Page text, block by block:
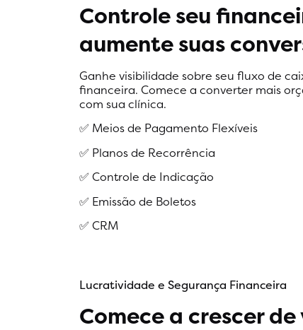
Controle seu
aumente suas
Ganhe visibilidade sobre seu fluxo de
financeira. Comece a converter mais
com sua clínica.
✅ Meios de Pagamento Flexíveis
✅ Planos de Recorrência
✅ Controle de Indicação
✅ Emissão de Boletos
✅ CRM
Lucratividade e Segurança Financeira
Comece a crescer